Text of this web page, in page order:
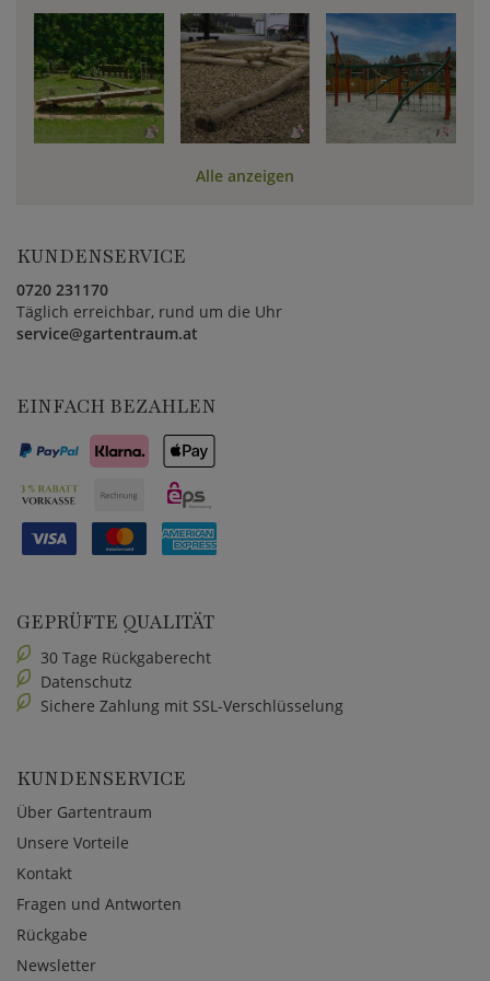
Alle anzeigen
KUNDENSERVICE
0720 231170
Täglich erreichbar, rund um die Uhr
service@gartentraum.at
EINFACH BEZAHLEN
GEPRÜFTE QUALITÄT
30 Tage Rückgaberecht
Datenschutz
Sichere Zahlung mit SSL-Verschlüsselung
KUNDENSERVICE
Über Gartentraum
Unsere Vorteile
Kontakt
Fragen und Antworten
Rückgabe
Newsletter